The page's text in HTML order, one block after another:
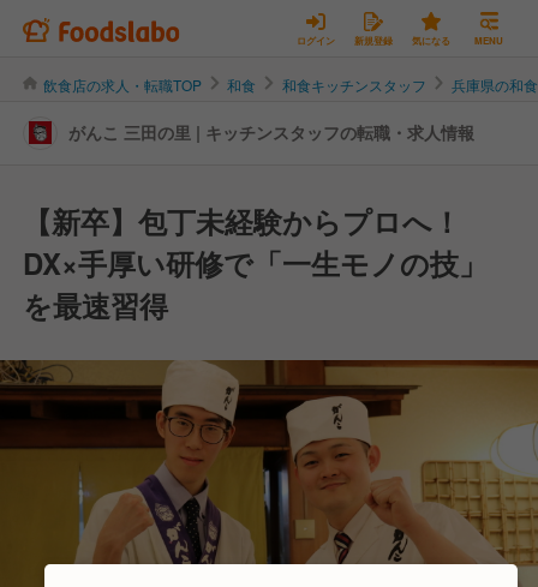
ログイン 新規登録 気になる MENU
飲食店の求人・転職TOP 和食 和食キッチンスタッフ 兵庫県の和
がんこ 三田の里 | キッチンスタッフの転職・求人情報
【新卒】包丁未経験からプロへ！
DX×手厚い研修で「一生モノの技」
を最速習得